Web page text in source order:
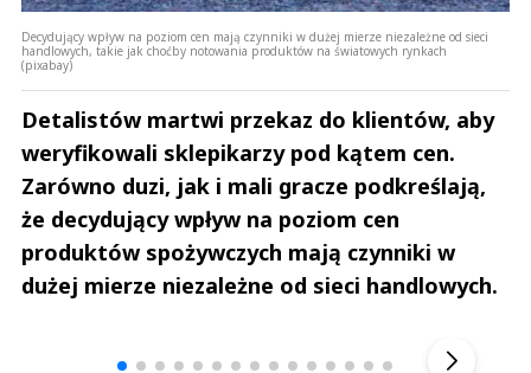
Decydujący wpływ na poziom cen mają czynniki w dużej mierze niezależne od sieci
handlowych, takie jak choćby notowania produktów na światowych rynkach
(pixabay)
Detalistów martwi przekaz do klientów, aby
weryfikowali sklepikarzy pod kątem cen.
Zarówno duzi, jak i mali gracze podkreślają,
że decydujący wpływ na poziom cen
produktów spożywczych mają czynniki w
dużej mierze niezależne od sieci handlowych.